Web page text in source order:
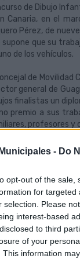
- Do
opt-out of the
for
selection. Please
interest-based
to third
of your
This information
de Dibujo
Canaria, en el
Pérez, de
supone que su
de los vehículos.
de Movilidad
general de
finalistas un
premio a sus
profesores y
del concurso
edición del
que
primera
Rodríguez
su
San Rafael,
bajo el lema